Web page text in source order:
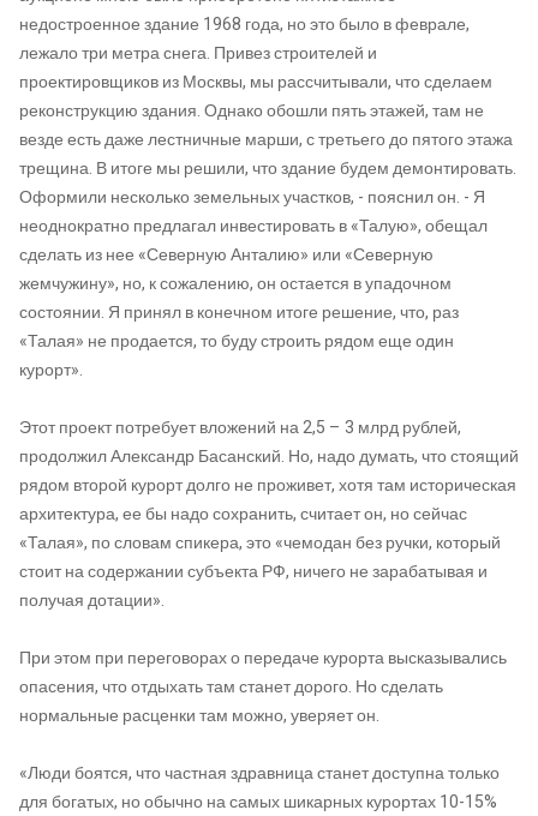
недостроенное здание 1968 года, но это было в феврале,
лежало три метра снега. Привез строителей и
проектировщиков из Москвы, мы рассчитывали, что сделаем
реконструкцию здания. Однако обошли пять этажей, там не
везде есть даже лестничные марши, с третьего до пятого этажа
трещина. В итоге мы решили, что здание будем демонтировать.
Оформили несколько земельных участков, - пояснил он. - Я
неоднократно предлагал инвестировать в «Талую», обещал
сделать из нее «Северную Анталию» или «Северную
жемчужину», но, к сожалению, он остается в упадочном
состоянии. Я принял в конечном итоге решение, что, раз
«Талая» не продается, то буду строить рядом еще один
курорт».
Этот проект потребует вложений на 2,5 – 3 млрд рублей,
продолжил Александр Басанский. Но, надо думать, что стоящий
рядом второй курорт долго не проживет, хотя там историческая
архитектура, ее бы надо сохранить, считает он, но сейчас
«Талая», по словам спикера, это «чемодан без ручки, который
стоит на содержании субъекта РФ, ничего не зарабатывая и
получая дотации».
При этом при переговорах о передаче курорта высказывались
опасения, что отдыхать там станет дорого. Но сделать
нормальные расценки там можно, уверяет он.
«Люди боятся, что частная здравница станет доступна только
для богатых, но обычно на самых шикарных курортах 10-15%